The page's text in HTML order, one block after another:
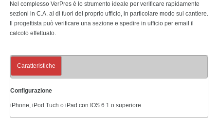
Nel complesso VerPres è lo strumento ideale per verificare rapidamente
sezioni in C.A. al di fuori del proprio ufficio, in particolare modo sul cantiere.
Il progettista può verificare una sezione e spedire in ufficio per email il
calcolo effettuato.
Caratteristiche
Configurazione
iPhone, iPod Tuch o iPad con IOS 6.1 o superiore